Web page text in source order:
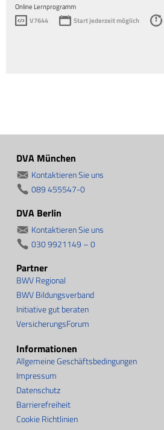
Online Lernprogramm
V7644
Start jederzeit möglich
DVA München
Kontaktieren Sie uns
089 455547-0
DVA Berlin
Kontaktieren Sie uns
030 9921149 – 0
Informationen
Allgemeine Geschäftsbedingungen
Impressum
Datenschutz
Barrierefreiheit
Cookie Richtlinien
Partner
BWV Regional
BWV Bildungsverband
Initiative gut beraten
VersicherungsForum